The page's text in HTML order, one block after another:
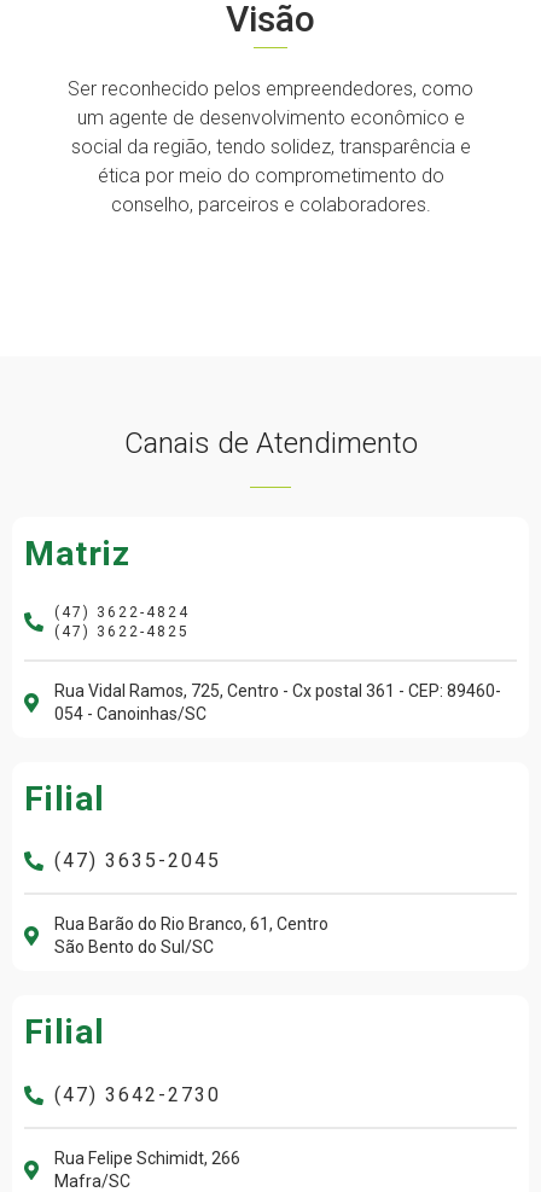
Visão
Ser reconhecido pelos empreendedores, como
um agente de desenvolvimento econômico e
social da região, tendo solidez, transparência e
ética por meio do comprometimento do
conselho, parceiros e colaboradores.
Canais de Atendimento
Matriz
(47) 3622-4824
(47) 3622-4825
Rua Vidal Ramos, 725, Centro - Cx postal 361 - CEP: 89460-
054 - Canoinhas/SC
Filial
(47) 3635-2045
Rua Barão do Rio Branco, 61, Centro
São Bento do Sul/SC
Filial
(47) 3642-2730
Rua Felipe Schimidt, 266
Mafra/SC